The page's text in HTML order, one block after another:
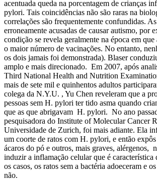
acentuada queda na porcentagem de crianças
pylori. Tais coincidências não são raras na
correlações são frequentemente confundidas.
erroneamente acusadas de causar autismo, por
condição se revela geralmente na época em que
o maior número de vacinações. No entanto,
os dois jamais foi demonstrada). Blaser
amplo e mais direcionado. Em 2007, após
Third National Health and Nutrition
mais de sete mil e quinhentos adultos
colega da N.Y.U. , Yu Chen reveleram que a
pessoas sem H. pylori ter tido asma quando
que as que abrigavam H. pylori. No ano
pesquisadora do Institute of Molecular Cancer
Universidade de Zurich, foi mais adiante. Ela
um coorte de ratos com H. pylori, e então
ácaros do pó e outros, mais graves, alérgenos,
induzir a inflamação celular que é característica
os casos, os ratos sem a bactéria adoeceram e
não.